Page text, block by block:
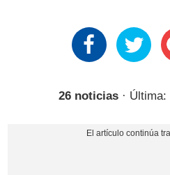
26 noticias · Última: